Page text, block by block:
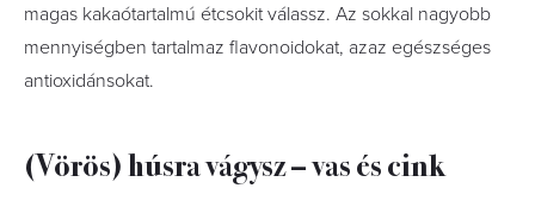
magas kakaótartalmú étcsokit válassz. Az sokkal nagyobb
mennyiségben tartalmaz flavonoidokat, azaz egészséges
antioxidánsokat.
(Vörös) húsra vágysz – vas és cink